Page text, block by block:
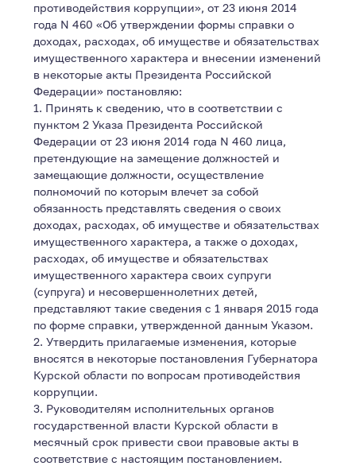
противодействия коррупции», от 23 июня 2014
года N 460 «Об утверждении формы справки о
доходах, расходах, об имуществе и обязательствах
имущественного характера и внесении изменений
в некоторые акты Президента Российской
Федерации» постановляю:
1. Принять к сведению, что в соответствии с
пунктом 2 Указа Президента Российской
Федерации от 23 июня 2014 года N 460 лица,
претендующие на замещение должностей и
замещающие должности, осуществление
полномочий по которым влечет за собой
обязанность представлять сведения о своих
доходах, расходах, об имуществе и обязательствах
имущественного характера, а также о доходах,
расходах, об имуществе и обязательствах
имущественного характера своих супруги
(супруга) и несовершеннолетних детей,
представляют такие сведения с 1 января 2015 года
по форме справки, утвержденной данным Указом.
2. Утвердить прилагаемые изменения, которые
вносятся в некоторые постановления Губернатора
Курской области по вопросам противодействия
коррупции.
3. Руководителям исполнительных органов
государственной власти Курской области в
месячный срок привести свои правовые акты в
соответствие с настоящим постановлением.